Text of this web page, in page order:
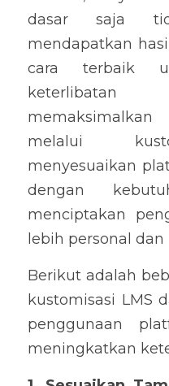
dasar saja
mendapatkan
cara terbaik
keterlibatan
melalui
menyesuaikan
dengan
menciptakan
lebih personal
Berikut adalah
kustomisasi LMS
penggunaan
meningkatkan